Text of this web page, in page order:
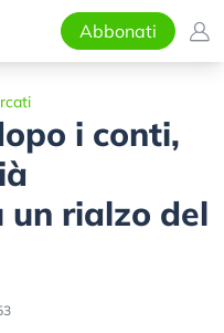
Abbonati
i conti,
un rialzo del